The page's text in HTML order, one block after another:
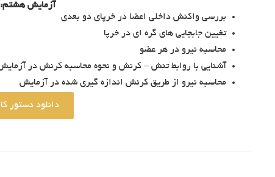
آزمایش هشتم:
بررسی واکنش داخلی اعضا در خرپای دو بعدی
تغیین جابجایی های گره ای در خرپا
محاسبه نیرو در هر عضو
آشنایی با روابط تنش – کرنش و نحوه محاسبه کرنش در
محاسبه نیرو از طریق کرنش اندازه گیری شده در آزمایش
دانلود دستور